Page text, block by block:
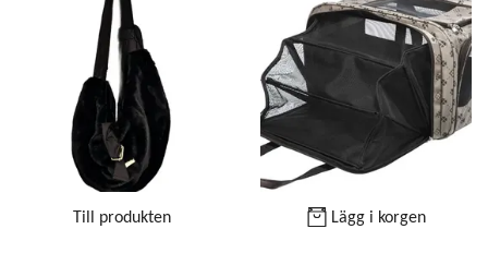
Till produkten Lägg i korgen